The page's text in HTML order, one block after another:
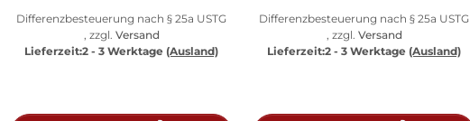
Differenzbesteuerung nach § 25a USTG
, zzgl. Versand
Lieferzeit:2 - 3 Werktage (Ausland)
Differenzbesteuerung nach § 25a USTG
, zzgl. Versand
Lieferzeit:2 - 3 Werktage (Ausland)